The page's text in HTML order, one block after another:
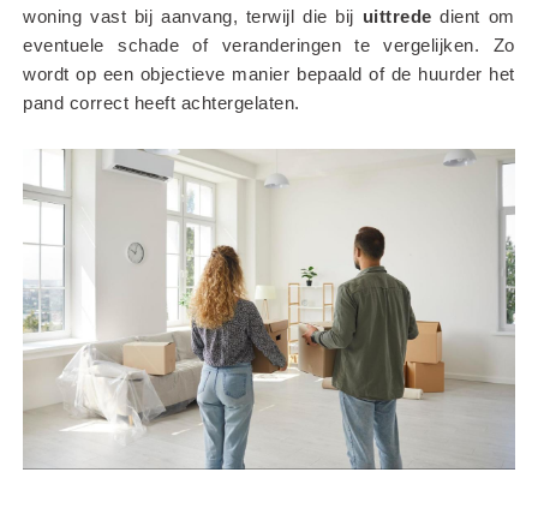
woning vast bij aanvang, terwijl die bij uittrede dient om
eventuele schade of veranderingen te vergelijken. Zo
wordt op een objectieve manier bepaald of de huurder het
pand correct heeft achtergelaten.